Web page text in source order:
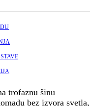
trofaznu šinu
bez izvora